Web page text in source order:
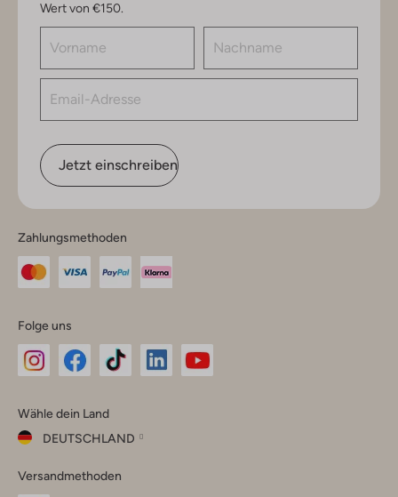
Wert von €150.
Jetzt einschreiben
Zahlungsmethoden
Folge uns
Instagram
Facebook
TikTok
Wähle dein Land
DEUTSCHLAND
dein
Versandmethoden